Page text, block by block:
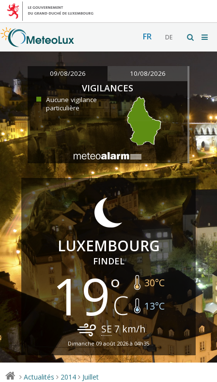
FR DE
09/08/2026 10/08/2026
VIGILANCES
Aucune vigilance
particulière
LUXEMBOURG
FINDEL
19 30°C
13°C
SE7km/h
Dimanche 09 août 2026 à 04h35
> Actualités > 2014 > Juillet